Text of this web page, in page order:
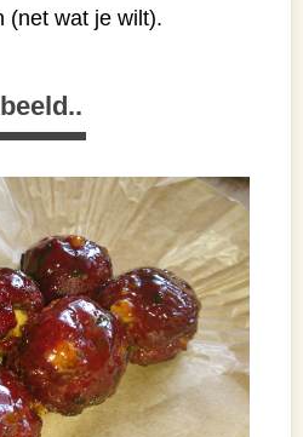
(net wat je wilt).